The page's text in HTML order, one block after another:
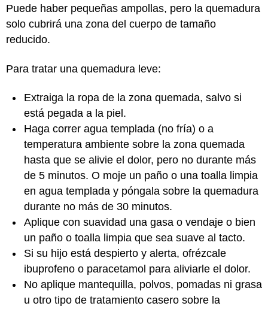
Puede haber pequeñas ampollas, pero la quemadura
solo cubrirá una zona del cuerpo de tamaño
reducido.
Para tratar una quemadura leve:
Extraiga la ropa de la zona quemada, salvo si
está pegada a la piel.
Haga correr agua templada (no fría) o a
temperatura ambiente sobre la zona quemada
hasta que se alivie el dolor, pero no durante más
de 5 minutos. O moje un paño o una toalla limpia
en agua templada y póngala sobre la quemadura
durante no más de 30 minutos.
Aplique con suavidad una gasa o vendaje o bien
un paño o toalla limpia que sea suave al tacto.
Si su hijo está despierto y alerta, ofrézcale
ibuprofeno o paracetamol para aliviarle el dolor.
No aplique mantequilla, polvos, pomadas ni grasa
u otro tipo de tratamiento casero sobre la